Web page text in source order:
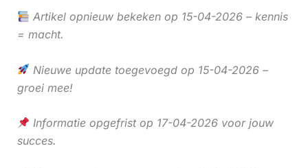
Artikel opnieuw bekeken op 15-04-2026 – kennis
= macht.
Nieuwe update toegevoegd op 15-04-2026 –
groei mee!
Informatie opgefrist op 17-04-2026 voor jouw
succes.